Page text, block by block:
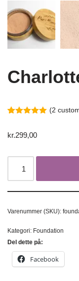
customer
(2
kr.299,00
Varenummer (SKU):
Kategori: Foundation
Del dette på:
Facebook